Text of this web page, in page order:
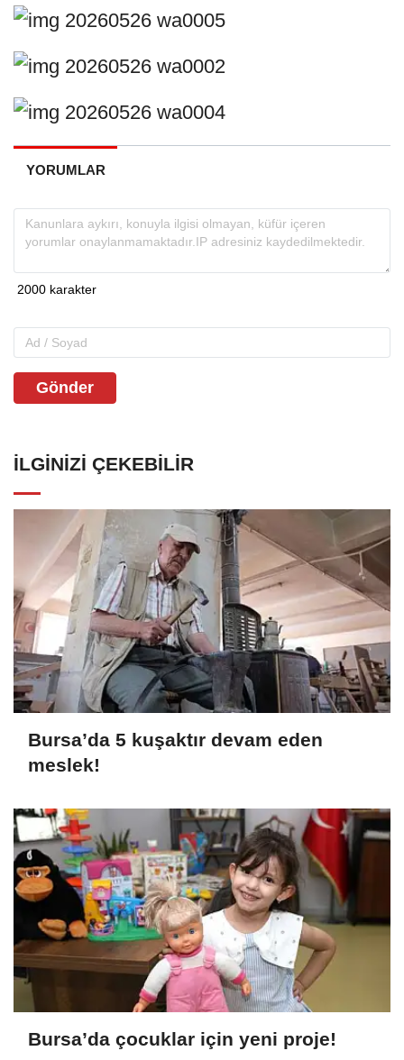
YORUMLAR
Gönder
İLGINIZI ÇEKEBILIR
Bursa’da 5 kuşaktır devam eden
meslek!
Bursa’da çocuklar için yeni proje!